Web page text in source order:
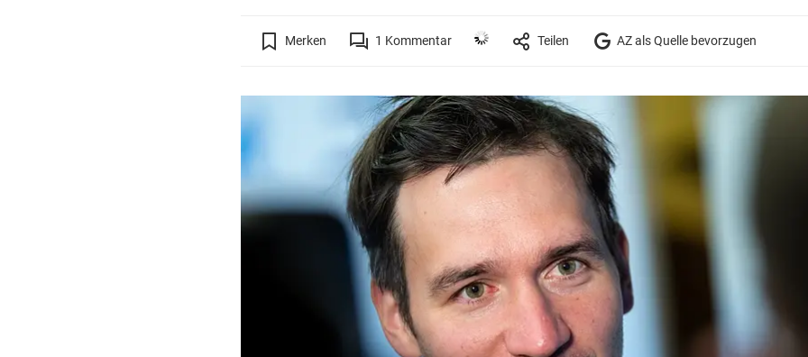
Merken 1 Kommentar Teilen AZ als Quelle bevorzugen